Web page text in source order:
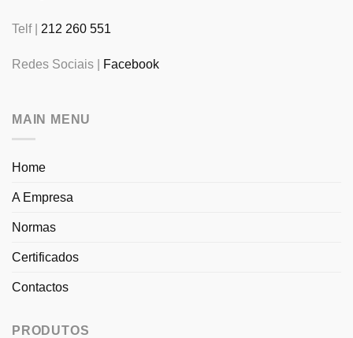
Telf | 212 260 551
Redes Sociais | Facebook
MAIN MENU
Home
A Empresa
Normas
Certificados
Contactos
PRODUTOS